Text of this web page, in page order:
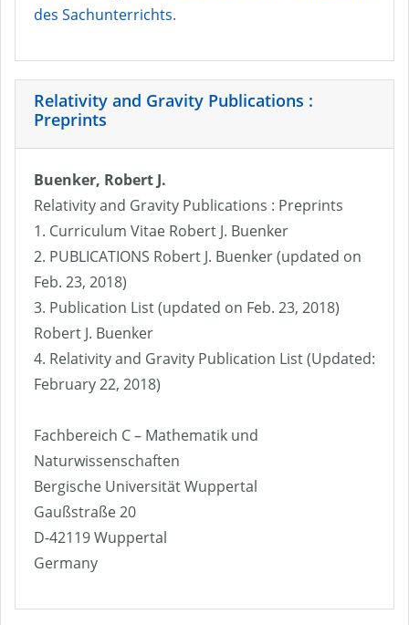
des Sachunterrichts.
Relativity and Gravity Publications :
Preprints
Buenker, Robert J.
Relativity and Gravity Publications : Preprints
1. Curriculum Vitae Robert J. Buenker
2. PUBLICATIONS Robert J. Buenker (updated on
Feb. 23, 2018)
3. Publication List (updated on Feb. 23, 2018)
Robert J. Buenker
4. Relativity and Gravity Publication List (Updated:
February 22, 2018)
Fachbereich C – Mathematik und
Naturwissenschaften
Bergische Universität Wuppertal
Gaußstraße 20
D-42119 Wuppertal
Germany